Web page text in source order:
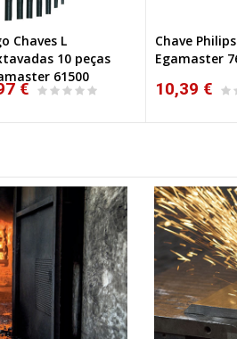
Chaves L
10 peças
61500
€
Chave
Egamaster
10,39 €